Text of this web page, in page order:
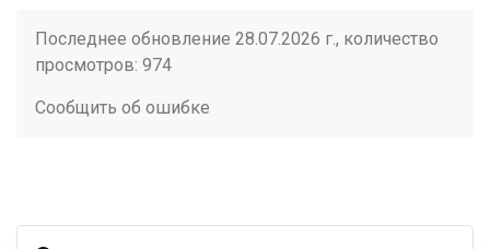
Последнее обновление 28.07.2026 г., количество
просмотров: 974
Сообщить об ошибке